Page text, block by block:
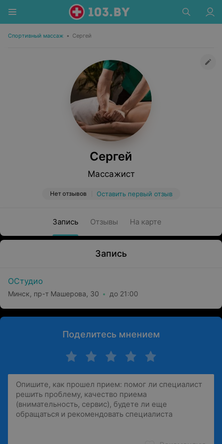
Спортивный массаж • Сергей
Сергей
Массажист
Нет отзывов Оставить первый отзыв
Запись Отзывы На карте
Запись
ОСтудио
Минск, пр-т Машерова, 30 до 21:00
Поделитесь мнением